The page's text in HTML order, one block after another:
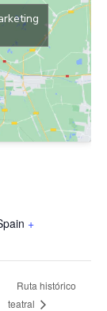
+
Ruta histórico
teatral